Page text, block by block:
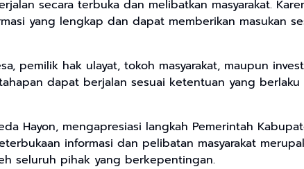
secara terbuka dan melibatkan masyarakat.
yang lengkap dan dapat memberikan masukan
pemilik hak ulayat, tokoh masyarakat, maupun
dapat berjalan sesuai ketentuan yang
Hayon, mengapresiasi langkah Pemerintah
informasi dan pelibatan masyarakat
seluruh pihak yang berkepentingan.